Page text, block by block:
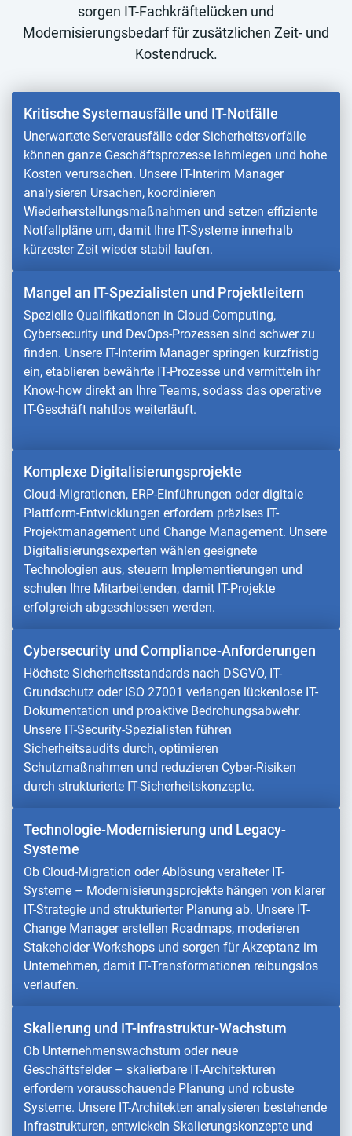
sorgen IT-Fachkräftelücken und
Modernisierungsbedarf für zusätzlichen Zeit- und
Kostendruck.
Kritische Systemausfälle und IT-Notfälle
Unerwartete Serverausfälle oder Sicherheitsvorfälle
können ganze Geschäftsprozesse lahmlegen und hohe
Kosten verursachen. Unsere IT-Interim Manager
analysieren Ursachen, koordinieren
Wiederherstellungsmaßnahmen und setzen effiziente
Notfallpläne um, damit Ihre IT-Systeme innerhalb
kürzester Zeit wieder stabil laufen.
Mangel an IT-Spezialisten und Projektleitern
Spezielle Qualifikationen in Cloud-Computing,
Cybersecurity und DevOps-Prozessen sind schwer zu
finden. Unsere IT-Interim Manager springen kurzfristig
ein, etablieren bewährte IT-Prozesse und vermitteln ihr
Know-how direkt an Ihre Teams, sodass das operative
IT-Geschäft nahtlos weiterläuft.
Komplexe Digitalisierungsprojekte
Cloud-Migrationen, ERP-Einführungen oder digitale
Plattform-Entwicklungen erfordern präzises IT-
Projektmanagement und Change Management. Unsere
Digitalisierungsexperten wählen geeignete
Technologien aus, steuern Implementierungen und
schulen Ihre Mitarbeitenden, damit IT-Projekte
erfolgreich abgeschlossen werden.
Cybersecurity und Compliance-Anforderungen
Höchste Sicherheitsstandards nach DSGVO, IT-
Grundschutz oder ISO 27001 verlangen lückenlose IT-
Dokumentation und proaktive Bedrohungsabwehr.
Unsere IT-Security-Spezialisten führen
Sicherheitsaudits durch, optimieren
Schutzmaßnahmen und reduzieren Cyber-Risiken
durch strukturierte IT-Sicherheitskonzepte.
Technologie-Modernisierung und Legacy-
Systeme
Ob Cloud-Migration oder Ablösung veralteter IT-
Systeme – Modernisierungsprojekte hängen von klarer
IT-Strategie und strukturierter Planung ab. Unsere IT-
Change Manager erstellen Roadmaps, moderieren
Stakeholder-Workshops und sorgen für Akzeptanz im
Unternehmen, damit IT-Transformationen reibungslos
verlaufen.
Skalierung und IT-Infrastruktur-Wachstum
Ob Unternehmenswachstum oder neue
Geschäftsfelder – skalierbare IT-Architekturen
erfordern vorausschauende Planung und robuste
Systeme. Unsere IT-Architekten analysieren bestehende
Infrastrukturen, entwickeln Skalierungskonzepte und